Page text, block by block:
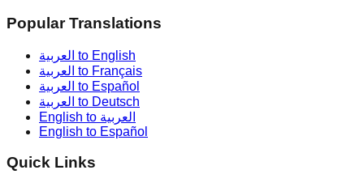
Popular Translations
العربية to English
العربية to Français
العربية to Español
العربية to Deutsch
English to العربية
English to Español
Quick Links